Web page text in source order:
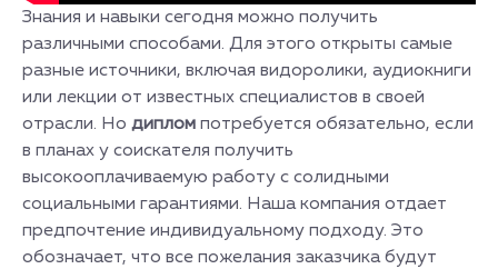
Знания и навыки сегодня можно получить
различными способами. Для этого открыты самые
разные источники, включая видоролики, аудиокниги
или лекции от известных специалистов в своей
отрасли. Но диплом потребуется обязательно, если
в планах у соискателя получить
высокооплачиваемую работу с солидными
социальными гарантиями. Наша компания отдает
предпочтение индивидуальному подходу. Это
обозначает, что все пожелания заказчика будут